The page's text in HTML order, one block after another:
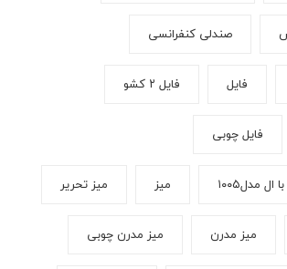
صندلی کنفرانسی
فایل فایل ۲ کشو
فایل چوبی
مدل۱۰۰۵ میز میز تحریر
میز مدرن میز مدرن چوبی